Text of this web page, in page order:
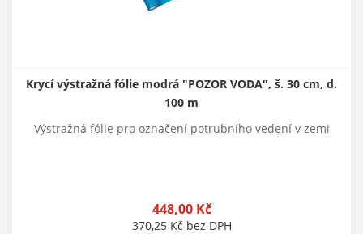
Krycí výstražná fólie modrá "POZOR VODA", š. 30 cm, d.
100 m
Výstražná fólie pro označení potrubního vedení v zemi
448,00 Kč
370,25 Kč bez DPH